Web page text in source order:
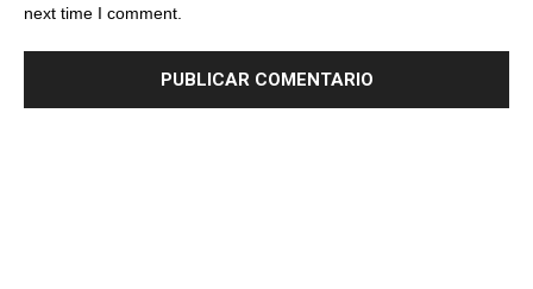
next time I comment.